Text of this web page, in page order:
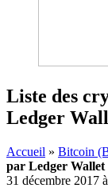
Liste des
Ledger
Accueil » Bitcoin
par Ledger Wallet
31 décembre 2017